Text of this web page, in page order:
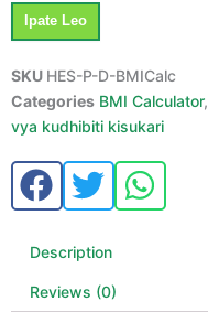
quantity
Ipate Leo
SKU HES-P-D-BMICalc
Categories BMI Calculator,
vya kudhibiti kisukari
Description
Reviews (0)